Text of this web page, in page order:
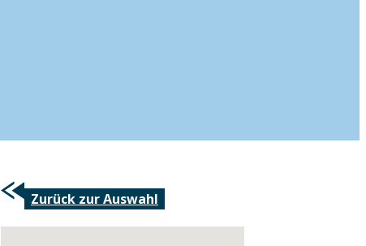
Zurück zur Auswahl